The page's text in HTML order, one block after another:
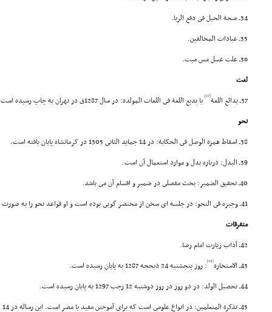
34ـ صحة الحیل فى دفع الربا.
35ـ عبادات المخالفین.
36ـ علت غسل مس میت.
لغت
37ـ بدائع اللغة
[17]
یا بدیع اللغة فى اللغات المولدة: در سال 1287ق در تهران به چاپ رسیده است.
نحو
38ـ اسقاط همزة الوصل فى الحکایة: در 14 جماید الثانى 1305 در کرمانشاه پایان یافته است.
39ـ البدل: درباره بدل و موارد استعمال آن است.
40ـ تحقیق الضمیر: بحث مفصلى در ضمیر و اقسام آن مى باشد.
41ـ وجیزه فى النحو: در جلسه اى سخن از مختصر گویى بوده است و او قواعد نحو را به صورت مختصر در دو صفحه بیان کرده است.
متفرقات
42ـ آداب زیارت امام رضا.
43ـ الاستخارة
[19]
: روز پنجشنبه 24 ذیحجه 1287 به پایان رسیده است.
44ـ تحصیل الولد: در دو روز در روز دوشنبه 12 رجب 1297 به پایان رسیده است.
45ـ تذکرة المتعلمین: در انواع علومى است که براى آموختن مفید یا مضر است. این رساله در 14 صفر 1300 نگاشته شده است.